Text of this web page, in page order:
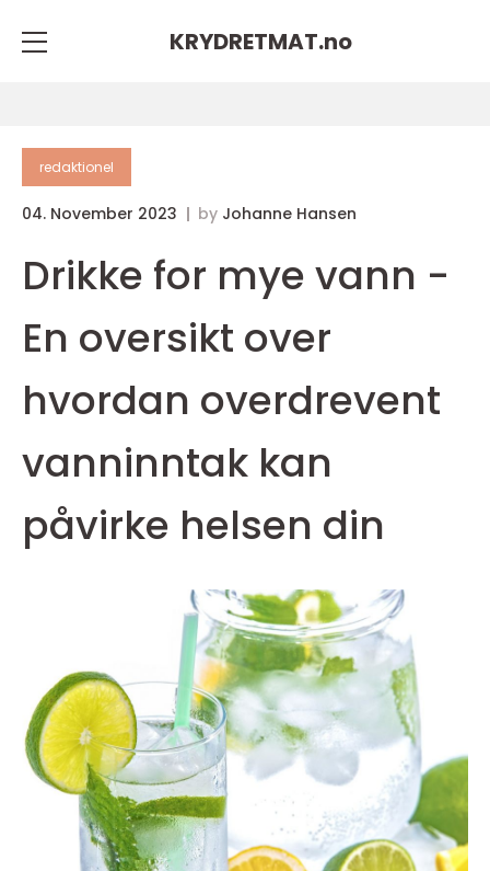
KRYDRETMAT.no
redaktionel
04. November 2023 by Johanne Hansen
Drikke for mye vann -
En oversikt over
hvordan overdrevent
vanninntak kan
påvirke helsen din